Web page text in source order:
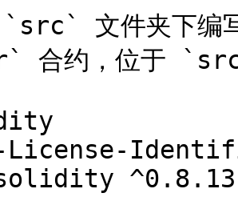
文件夹下编
合约，位于
License-
solidity